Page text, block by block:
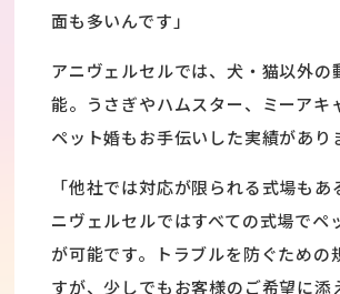
面も多いんです」
アニヴェルセルでは、犬・猫以外の
能。うさぎやハムスター、ミーアキ
ペット婚もお手伝いした実績があり
「他社では対応が限られる式場もあ
ニヴェルセルではすべての式場でペ
が可能です。トラブルを防ぐための
すが、少しでもお客様のご希望に添